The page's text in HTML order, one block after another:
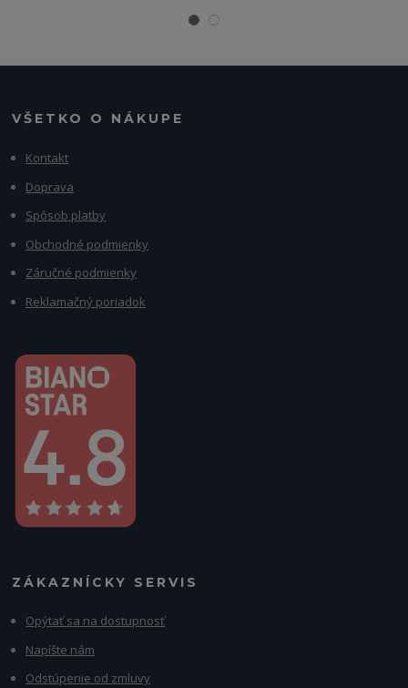
VŠETKO O NÁKUPE
Kontakt
Doprava
Spôsob platby
Obchodné podmienky
Záručné podmienky
Reklamačný poriadok
ZÁKAZNÍCKY SERVIS
Opýtať sa na dostupnosť
Napíšte nám
Odstúpenie od zmluvy